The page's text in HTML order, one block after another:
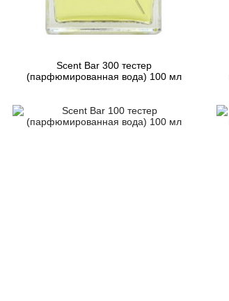
Scent Bar 300 тестер
(парфюмированная вода) 100 мл
Предзаказ